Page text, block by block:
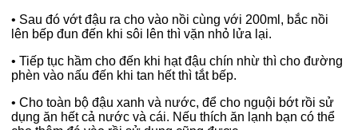
• Sau đó vớt đậu ra cho vào nồi cùng với 200ml, bắc nồi
lên bếp đun đến khi sôi lên thì vặn nhỏ lửa lại.
• Tiếp tục hầm cho đến khi hạt đậu chín nhừ thì cho đường
phèn vào nấu đến khi tan hết thì tắt bếp.
• Cho toàn bộ đậu xanh và nước, để cho nguội bớt rồi sử
dụng ăn hết cả nước và cái. Nếu thích ăn lạnh bạn có thể